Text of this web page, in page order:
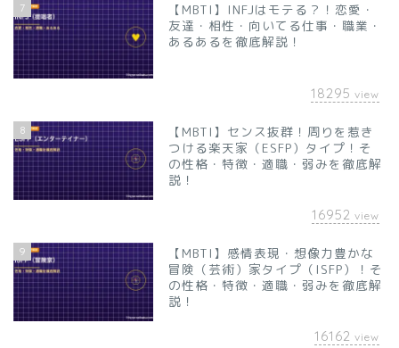
7
【MBTI】INFJはモテる？！恋愛・
友達・相性・向いてる仕事・職業・
あるあるを徹底解説！
18295 view
8
【MBTI】センス抜群！周りを惹き
つける楽天家（ESFP）タイプ！そ
の性格・特徴・適職・弱みを徹底解
説！
16952 view
9
【MBTI】感情表現・想像力豊かな
冒険（芸術）家タイプ（ISFP）！そ
の性格・特徴・適職・弱みを徹底解
説！
16162 view